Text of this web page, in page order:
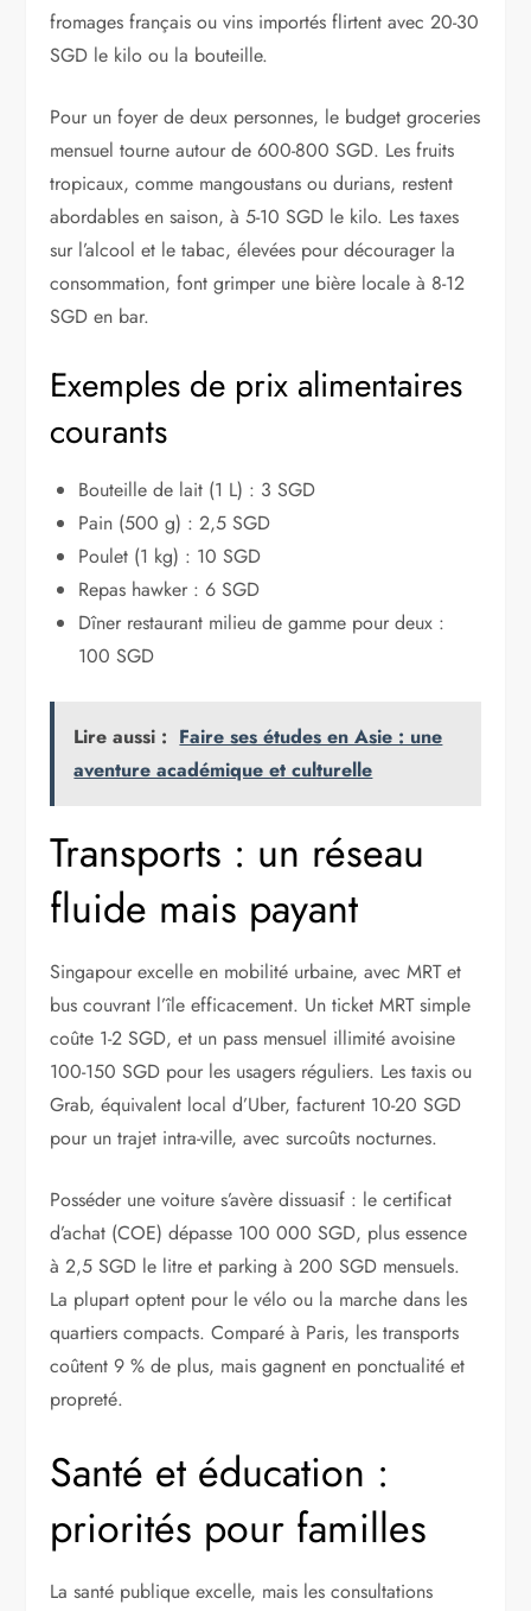
fromages français ou vins importés flirtent avec 20-30
SGD le kilo ou la bouteille.
Pour un foyer de deux personnes, le budget groceries
mensuel tourne autour de 600-800 SGD. Les fruits
tropicaux, comme mangoustans ou durians, restent
abordables en saison, à 5-10 SGD le kilo. Les taxes
sur l’alcool et le tabac, élevées pour décourager la
consommation, font grimper une bière locale à 8-12
SGD en bar.
Exemples de prix alimentaires
courants
Bouteille de lait (1 L) : 3 SGD
Pain (500 g) : 2,5 SGD
Poulet (1 kg) : 10 SGD
Repas hawker : 6 SGD
Dîner restaurant milieu de gamme pour deux :
100 SGD
Lire aussi : Faire ses études en Asie : une
aventure académique et culturelle
Transports : un réseau
fluide mais payant
Singapour excelle en mobilité urbaine, avec MRT et
bus couvrant l’île efficacement. Un ticket MRT simple
coûte 1-2 SGD, et un pass mensuel illimité avoisine
100-150 SGD pour les usagers réguliers. Les taxis ou
Grab, équivalent local d’Uber, facturent 10-20 SGD
pour un trajet intra-ville, avec surcoûts nocturnes.
Posséder une voiture s’avère dissuasif : le certificat
d’achat (COE) dépasse 100 000 SGD, plus essence
à 2,5 SGD le litre et parking à 200 SGD mensuels.
La plupart optent pour le vélo ou la marche dans les
quartiers compacts. Comparé à Paris, les transports
coûtent 9 % de plus, mais gagnent en ponctualité et
propreté.
Santé et éducation :
priorités pour familles
La santé publique excelle, mais les consultations